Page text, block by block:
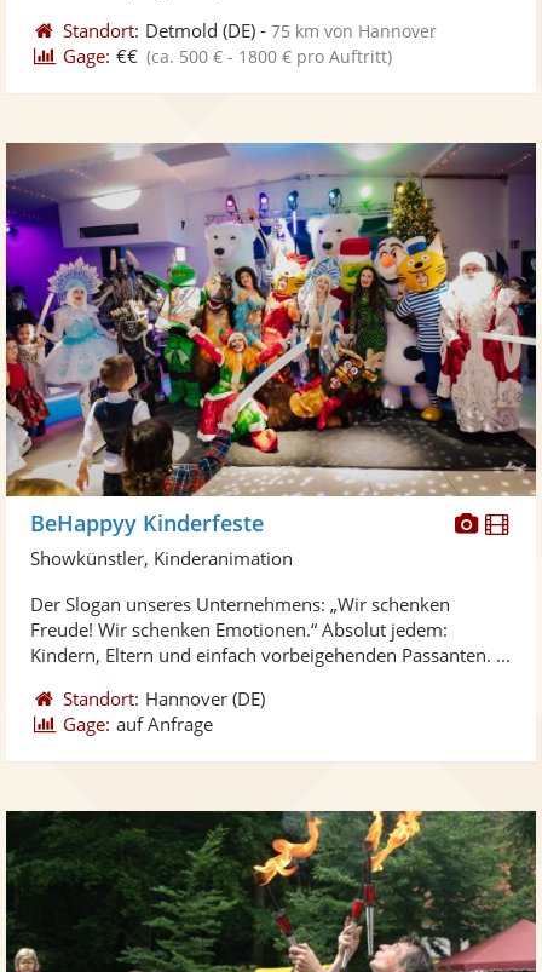
Standort: Detmold (DE) -75 km von Hannover
Gage: €€ (ca. 500 € - 1800 € pro Auftritt)
BeHappyy Kinderfeste
Showkünstler, Kinderanimation
Der Slogan unseres Unternehmens: „Wir schenken
Freude! Wir schenken Emotionen.“ Absolut jedem:
Kindern, Eltern und einfach vorbeigehenden Passanten. ...
Standort: Hannover (DE)
Gage: auf Anfrage